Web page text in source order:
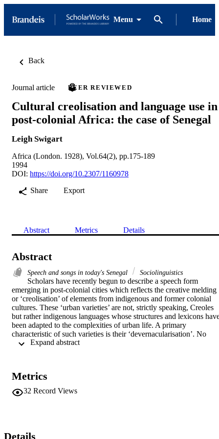
Menu Home
Back
Journal article PEER REVIEWED
Cultural creolisation and language use in
post-colonial Africa: the case of Senegal
Leigh Swigart
Africa (London. 1928), Vol.64(2), pp.175-189
1994
DOI: https://doi.org/10.2307/1160978
Share
Export
Abstract Metrics Details
Abstract
Speech and songs in today's Senegal Sociolinguistics
Scholars have recently begun to describe a speech form
emerging in post-colonial cities which reflects the creative melding
or ‘creolisation’ of elements from indigenous and former colonial
cultures. These ‘urban varieties’ are not, strictly speaking, Creoles
but rather indigenous languages whose structures and lexicons
been adapted to the complexities of urban life. A primary
characteristic of such varieties is their ‘devernacularisation’. No
longer tied to the cultural values represented by the languages in
1989, describes the formation and role of one such urban linguistic
variety, Urban Wolof. In particular, it focuses on Dakarois’
conflicting tendencies to accept Urban Wolof in Dakar as the most
forme linguistique émergeant dans les villes post-coloniales qui
Metrics
32 Record Views
Details